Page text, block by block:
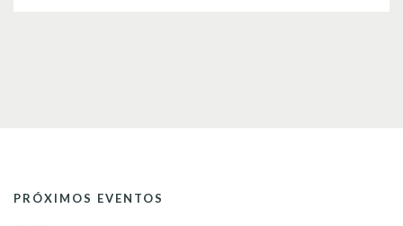
PRÓXIMOS EVENTOS